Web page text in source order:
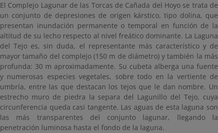
El Complejo Lagunar de las Torcas de Cañada del Hoyo se trata de
un conjunto de depresiones de origen kárstico, tipo dolina, que
presentan inundación permanente o temporal en función de la
altitud de su lecho respecto al nivel freático dominante. La Laguna
del Tejo es, sin duda, el representante más característico y de
mayor tamaño del complejo (150 m de diámetro) y también la más
profunda: 30 m aproximadamente. Su cubeta alberga una fuente
y numerosas especies vegetales, sobre todo en la vertiente de
umbría, entre las que destacan los tejos que le dan nombre. Un
estrecho muro de piedra la separa del Lagunillo del Tejo, cuya
circunferencia queda casi tangente. Las aguas de esta laguna son
las más transparentes del conjunto lagunar, llegando la
penetración luminosa hasta el fondo de la laguna.